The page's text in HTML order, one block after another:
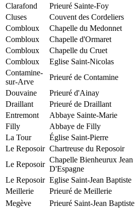
Clarafond
Prieuré Sainte-Foy
Cluses
Couvent des Cordeliers
Combloux
Chapelle du Medonnet
Combloux
Chapelle d'Ormaret
Combloux
Chapelle du Cruet
Combloux
Eglise Saint-Nicolas
Contamine-
sur-Arve
Prieuré de Contamine
Douvaine
Prieuré d'Ainay
Draillant
Prieuré de Draillant
Entremont
Abbaye Sainte-Marie
Filly
Abbaye de Filly
La Tour
Église Saint-Pierre
Le Reposoir Chartreuse du Reposoir
Le Reposoir
Chapelle Bienheurux Jean
D'Espagne
Le Reposoir Eglise Saint-Jean Baptiste
Meillerie
Prieuré de Meillerie
Megève
Prieuré Saint-Jean Baptiste